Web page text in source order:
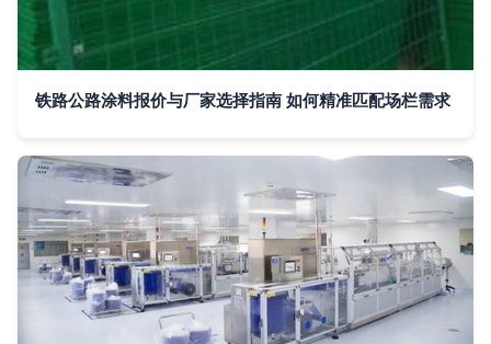
铁路公路涂料报价与厂家选择指南 如何精准匹配场栏需求